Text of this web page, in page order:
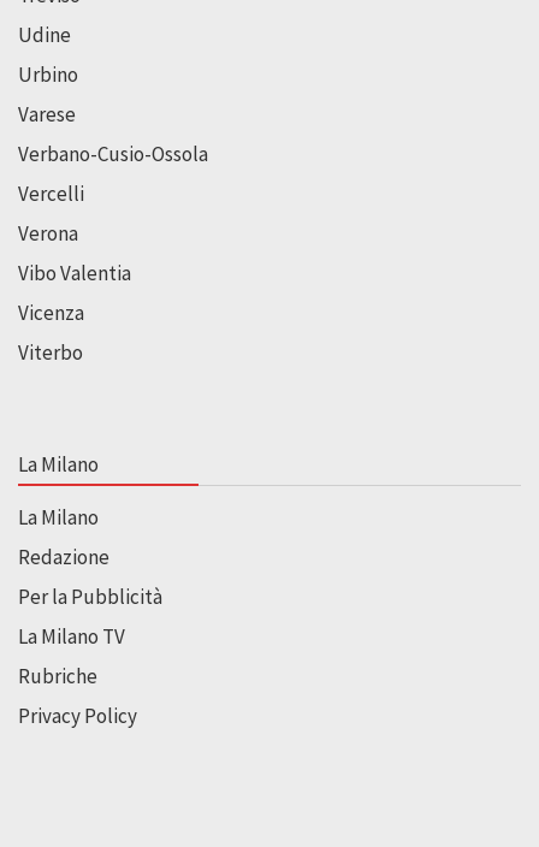
Udine
Urbino
Varese
Verbano-Cusio-Ossola
Vercelli
Verona
Vibo Valentia
Vicenza
Viterbo
La Milano
La Milano
Redazione
Per la Pubblicità
La Milano TV
Rubriche
Privacy Policy